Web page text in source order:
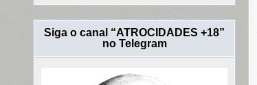
Siga o canal “ATROCIDADES +18”
no Telegram